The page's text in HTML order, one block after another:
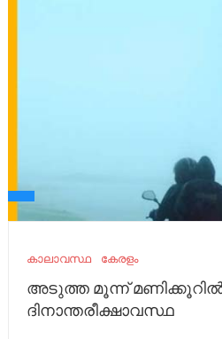
കാലാവസ്ഥ കേരളം
അടുത്ത മൂന്ന് മണിക്കൂറിൽ
ദിനാന്തരീക്ഷാവസ്ഥ